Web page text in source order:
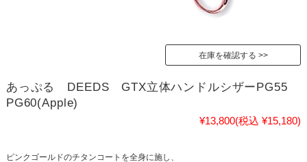
在庫を確認する
あっぷる DEEDS GTX立体ハンドルシザーPG55
PG60(Apple)
¥13,800(税込 ¥15,180)
ピンクゴールドのチタンコートを全身に施し、